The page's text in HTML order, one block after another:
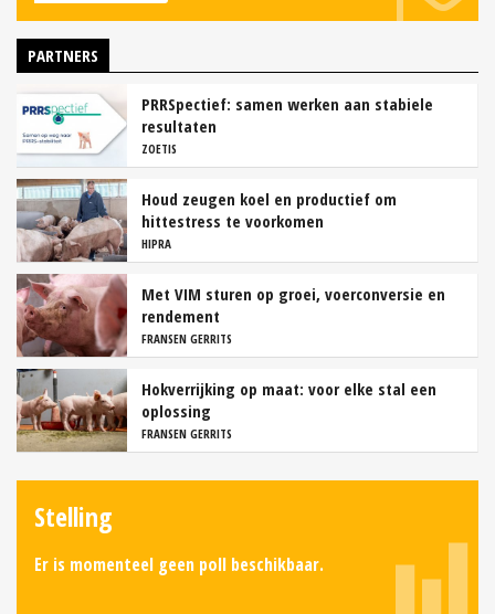
PARTNERS
PRRSpectief: samen werken aan stabiele
resultaten
ZOETIS
Houd zeugen koel en productief om
hittestress te voorkomen
HIPRA
Met VIM sturen op groei, voerconversie en
rendement
FRANSEN GERRITS
Hokverrijking op maat: voor elke stal een
oplossing
FRANSEN GERRITS
Stelling
Er is momenteel geen poll beschikbaar.